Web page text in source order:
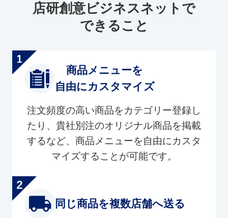
店研創意ビジネスネットで
できること
商品メニューを
自由にカスタマイズ
注文頻度の高い商品をカテゴリー登録し
たり、貴社別注のオリジナル商品を掲載
するなど、商品メニューを自由にカスタ
マイズすることが可能です。
同じ商品を複数店舗へ送る